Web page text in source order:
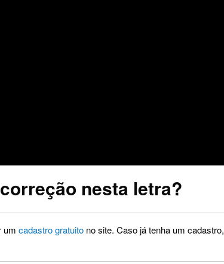
nesta letra?
um cadastro gratuito no site. Caso já tenha um cadastro,